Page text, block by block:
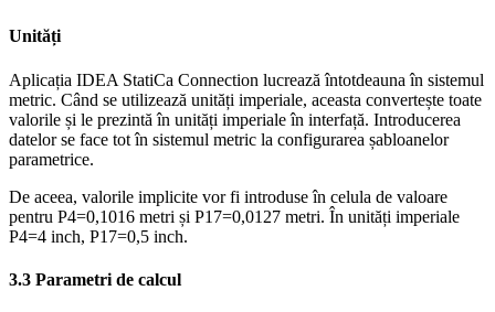
Unități
Aplicația IDEA StatiCa Connection lucrează întotdeauna în sistemul
metric. Când se utilizează unități imperiale, aceasta convertește toate
valorile și le prezintă în unități imperiale în interfață. Introducerea
datelor se face tot în sistemul metric la configurarea șabloanelor
parametrice.
De aceea, valorile implicite vor fi introduse în celula de valoare
pentru P4=0,1016 metri și P17=0,0127 metri. În unități imperiale
P4=4 inch, P17=0,5 inch.
3.3 Parametri de calcul